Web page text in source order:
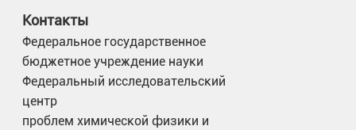
Контакты
Федеральное государственное
бюджетное учреждение науки
Федеральный исследовательский
центр
проблем химической физики и